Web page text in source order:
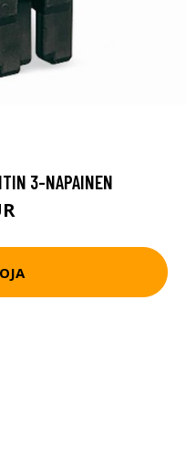
3-NAPAINEN